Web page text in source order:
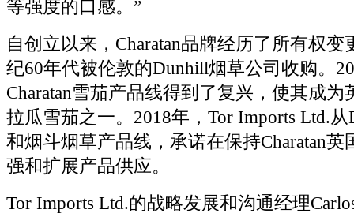
等强度的口感。”
自创立以来，Charatan品牌经历了所有权变
纪60年代被伦敦的Dunhill烟草公司收购。
Charatan雪茄产品线得到了复兴，使其成
拉瓜雪茄之一。2018年，Tor Imports Ltd.
和烟斗烟草产品线，承诺在保持Charatan英
强和扩展产品供应。
Tor Imports Ltd.的战略发展和沟通经理